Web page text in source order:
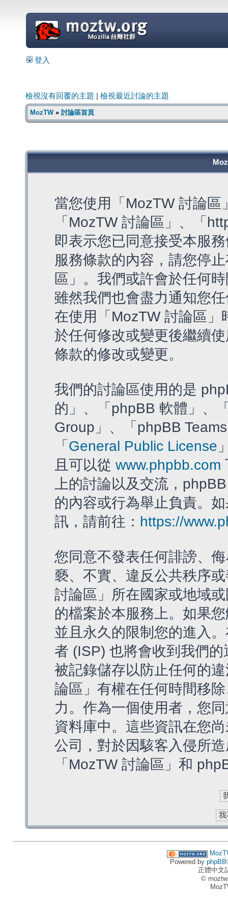
=
登入
檢視沒有回覆的主題 檢視最近討論的主題
MozTW» 討論區首頁
當您使用「MozTW 討論
「MozTW 討論區」、「
即表示您已同意接受本服
服務條款的內容，請您停
區」。我們或許會於任何
雖然我們也會盡力通知您
在使用「MozTW 討論區
於任何修改或變更後繼續
條款的修改或變更。
我們的討論區使用的是
的」、「phpBB 軟體」、
Group」、「phpBB
「 General Public License
且可以從 www.phpbb.com
上的討論以及交流，
的內容或行為舉止負責。
訊，請前往： https://
您同意不發表任何誹謗、
褻、不實、違反公共秩序
討論區」所在國家或地域
的檔案於本服務上。如果
並且永久的限制您的進入
者 (ISP) 也將會收到我們
被記錄儲存以防止任何的
論區」有權在任何時間移
力。作為一個使用者，您
資料庫中。這些資訊在您
公司，對於因駭客入侵所
「MozTW 討論區」和
Powered by phpBB
正體中文
©